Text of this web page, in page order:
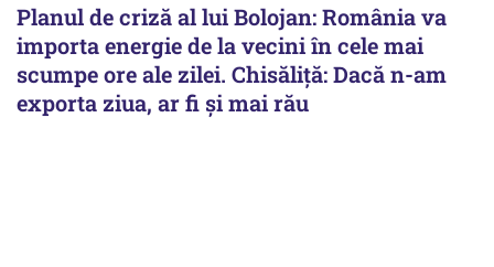
Planul de criză al lui Bolojan: România va
importa energie de la vecini în cele mai
scumpe ore ale zilei. Chisăliță: Dacă n-am
exporta ziua, ar fi și mai rău